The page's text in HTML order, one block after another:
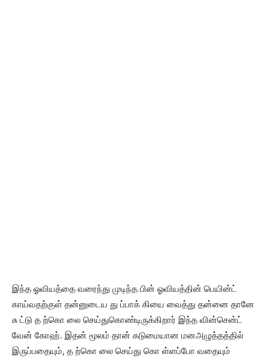
இந்த ஓவியத்தை வரைந்து முடிந்த பின் ஓவியத்தின் பெயின்ட்
காய்வதற்குள் தன்னுடைய து ப்பாக் கியை வைத்து தன்னை தானே
சு ட்டு த ற்கொ லை செய்துகொண்டிருக்கிறார் இந்த வின்சென்ட்
வேன் கோஹ். இதன் மூலம் தான் கடுமையான மனஅழுத்தத்தில்
இருப்பதையும், த ற்கொ லை செய்து கொ ள்ளப்போ வதையும்